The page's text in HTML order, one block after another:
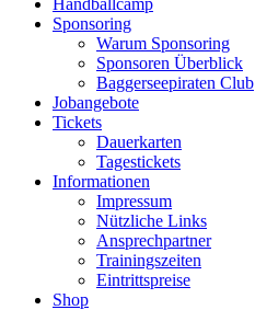
Handballcamp
Sponsoring
Warum Sponsoring
Sponsoren Überblick
Baggerseepiraten Club
Jobangebote
Tickets
Dauerkarten
Tagestickets
Informationen
Impressum
Nützliche Links
Ansprechpartner
Trainingszeiten
Eintrittspreise
Shop